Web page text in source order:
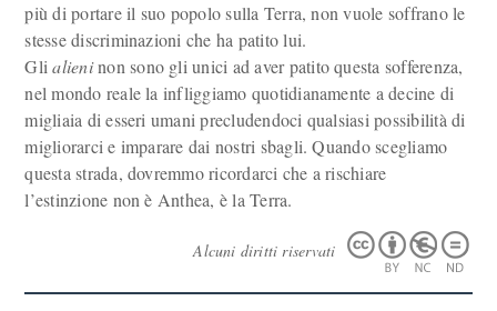
più di portare il suo popolo sulla Terra, non vuole soffrano le
stesse discriminazioni che ha patito lui.
Glialieninon sono gli unici ad aver patito questa sofferenza,
nel mondo reale la infliggiamo quotidianamente a decine di
migliaia di esseri umani precludendoci qualsiasi possibilità di
migliorarci e imparare dai nostri sbagli. Quando scegliamo
questa strada, dovremmo ricordarci che a rischiare
l’estinzione non è Anthea, è la Terra.
Alcuni diritti riservati